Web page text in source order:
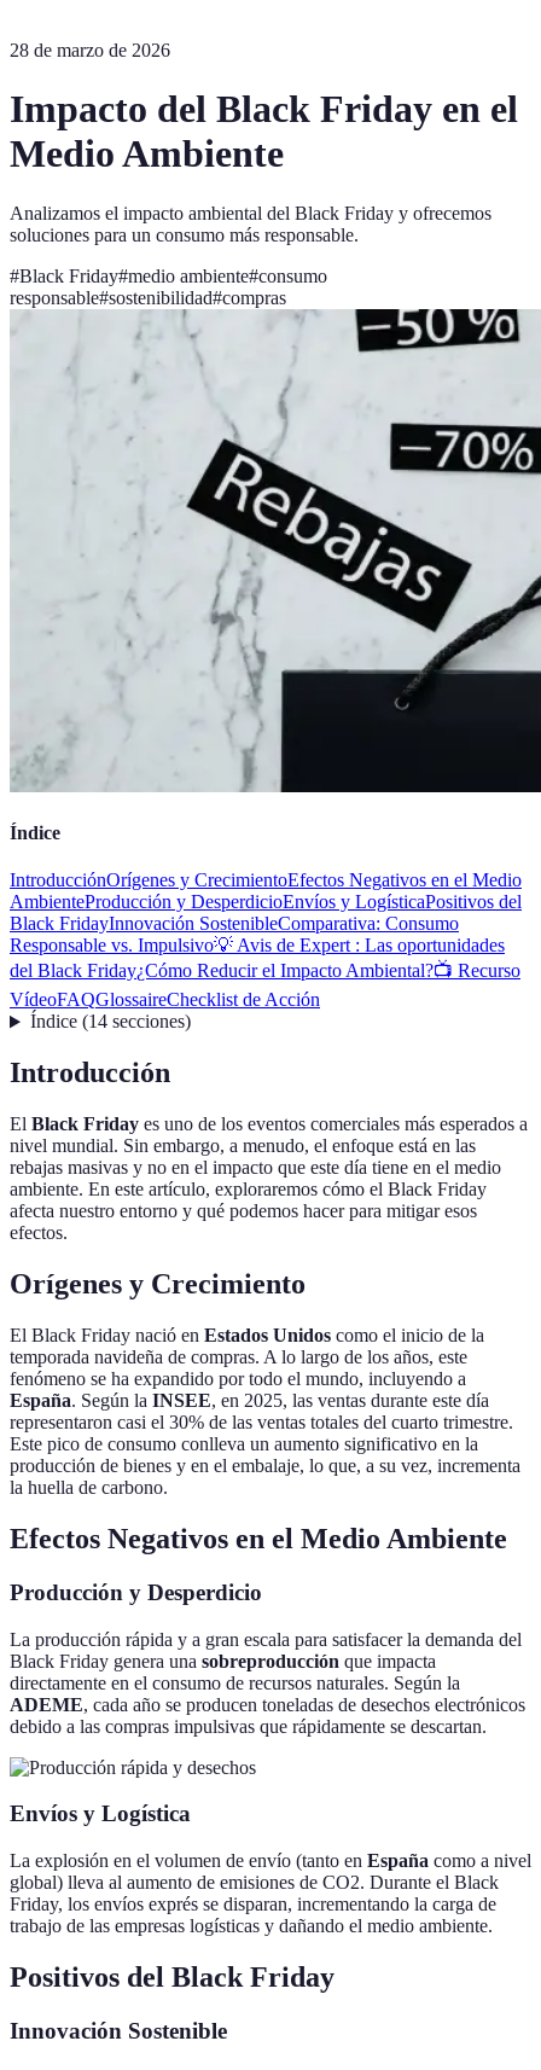
28 de marzo de 2026
Impacto del Black Friday en el
Medio Ambiente
Analizamos el impacto ambiental del Black Friday y ofrecemos
soluciones para un consumo más responsable.
#Black Friday#medio ambiente#consumo
responsable#sostenibilidad#compras
Índice
IntroducciónOrígenes y CrecimientoEfectos Negativos en el Medio
AmbienteProducción y DesperdicioEnvíos y LogísticaPositivos del
Black FridayInnovación SostenibleComparativa: Consumo
Responsable vs. Impulsivo💡 Avis de Expert : Las oportunidades
del Black Friday¿Cómo Reducir el Impacto Ambiental?📺 Recurso
VídeoFAQGlossaireChecklist de Acción
Índice(14 secciones)
Introducción
El Black Friday es uno de los eventos comerciales más esperados a
nivel mundial. Sin embargo, a menudo, el enfoque está en las
rebajas masivas y no en el impacto que este día tiene en el medio
ambiente. En este artículo, exploraremos cómo el Black Friday
afecta nuestro entorno y qué podemos hacer para mitigar esos
efectos.
Orígenes y Crecimiento
El Black Friday nació en Estados Unidos como el inicio de la
temporada navideña de compras. A lo largo de los años, este
fenómeno se ha expandido por todo el mundo, incluyendo a
España. Según la INSEE, en 2025, las ventas durante este día
representaron casi el 30% de las ventas totales del cuarto trimestre.
Este pico de consumo conlleva un aumento significativo en la
producción de bienes y en el embalaje, lo que, a su vez, incrementa
la huella de carbono.
Efectos Negativos en el Medio Ambiente
Producción y Desperdicio
La producción rápida y a gran escala para satisfacer la demanda del
Black Friday genera una sobreproducción que impacta
directamente en el consumo de recursos naturales. Según la
ADEME, cada año se producen toneladas de desechos electrónicos
debido a las compras impulsivas que rápidamente se descartan.
Envíos y Logística
La explosión en el volumen de envío (tanto en España como a nivel
global) lleva al aumento de emisiones de CO2. Durante el Black
Friday, los envíos exprés se disparan, incrementando la carga de
trabajo de las empresas logísticas y dañando el medio ambiente.
Positivos del Black Friday
Innovación Sostenible